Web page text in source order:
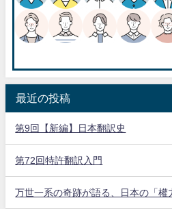
最近の投稿
第9回【新編】日本翻訳史
第72回特許翻訳入門
万世一系の奇跡が語る、日本の「權